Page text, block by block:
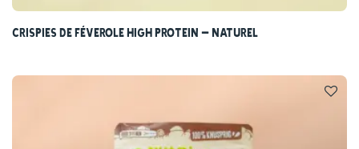
Crispies de féverole High Protein – Naturel